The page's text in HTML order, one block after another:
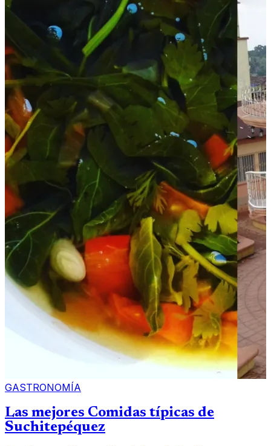
GASTRONOMÍA
Las mejores Comidas típicas de
Suchitepéquez